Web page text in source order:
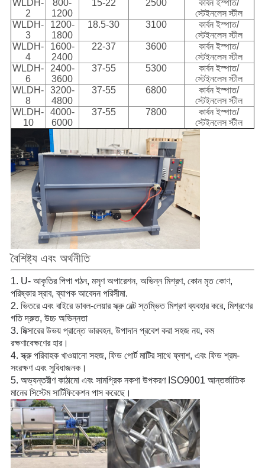
WLDH-
2
800-
1200
15-22 2500
কার্বন ইস্পাত/
স্টেইনলেস স্টীল
WLDH-
3
1200-
1800
18.5-30 3100
কার্বন ইস্পাত/
স্টেইনলেস স্টীল
WLDH-
4
1600-
2400
22-37 3600
কার্বন ইস্পাত/
স্টেইনলেস স্টীল
WLDH-
6
2400-
3600
37-55 5300
কার্বন ইস্পাত/
স্টেইনলেস স্টীল
WLDH-
8
3200-
4800
37-55 6800
কার্বন ইস্পাত/
স্টেইনলেস স্টীল
WLDH-
10
4000-
6000
37-55 7800
কার্বন ইস্পাত/
স্টেইনলেস স্টীল
বৈশিষ্ট্য এবং অর্থনীতি
1. U- আকৃতির পিপা গঠন, মসৃণ অপারেশন, অভিন্ন মিশ্রণ, কোন মৃত কোণ,
পরিষ্কার স্রাব, ব্যাপক আবেদন পরিসীমা.
2. ভিতরে এবং বাইরে ডাবল-লেয়ার স্ক্রু বেল্ট স্তম্ভিত মিশ্রণ ব্যবহার করে, মিশ্রণের
গতি দ্রুত, উচ্চ অভিন্নতা
3. মিক্সারের উভয় প্রান্তে ভারবহন, উপাদান প্রবেশ করা সহজ নয়, কম
রক্ষণাবেক্ষণের হার।
4. স্ক্রু পরিবাহক খাওয়ানো সহজ, ফিড পোর্ট মাটির সাথে ফ্লাশ, এবং ফিড শ্রম-
সংরক্ষণ এবং সুবিধাজনক।
5. অভ্যন্তরীণ কাঠামো এবং সামগ্রিক নকশা উপকরণ ISO9001 আন্তর্জাতিক
মানের সিস্টেম সার্টিফিকেশন পাস করেছে।